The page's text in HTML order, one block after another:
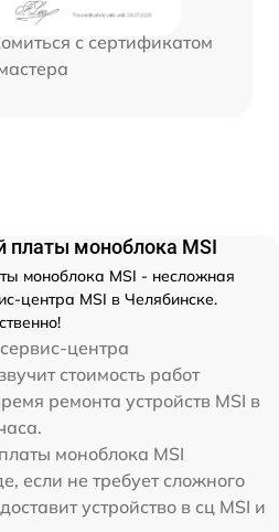
с сертификатом
платы моноблока MSI
моноблока MSI - несложная
центра MSI в Челябинске.
центра
стоимость работ
ремонта устройств MSI в
моноблока MSI
если не требует сложного
устройство в сц MSI и